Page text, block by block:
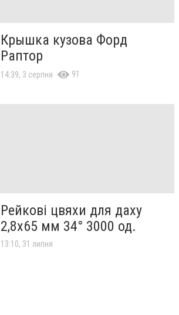
Крышка кузова Форд
Раптор
14:39, 3 серпня 91
Рейкові цвяхи для даху
2,8х65 мм 34° 3000 од.
13:10, 31 липня